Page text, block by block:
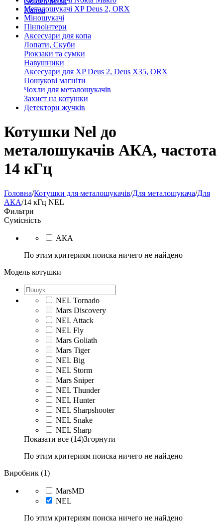
Karma
Металошукачі XP Deus 2, ORX
Міношукачі
Пінпоінтери
Аксесуари для копа
Лопати, Скуби
Рюкзаки та сумки
Навушники
Аксесуари для XP Deus 2, Deus X35, ORX
Пошукові магніти
Чохли для металошукачів
Захист на котушки
Детектори жучків
Котушки Nel до
металошукачів АКА, частота
14 кГц
Головна/Котушки для металошукачів/Для металошукача/Для
АКА/14 кГц NEL
Фильтри
Сумісність
АКА
По этим критериям поиска ничего не найдено
Модель котушки
NEL Tornado
Mars Discovery
NEL Attack
NEL Fly
Mars Goliath
Mars Tiger
NEL Big
NEL Storm
Mars Sniper
NEL Thunder
NEL Hunter
NEL Sharpshooter
NEL Snake
NEL Sharp
Показати все (14)Згорнути
По этим критериям поиска ничего не найдено
Виробник (1)
MarsMD
NEL
По этим критериям поиска ничего не найдено